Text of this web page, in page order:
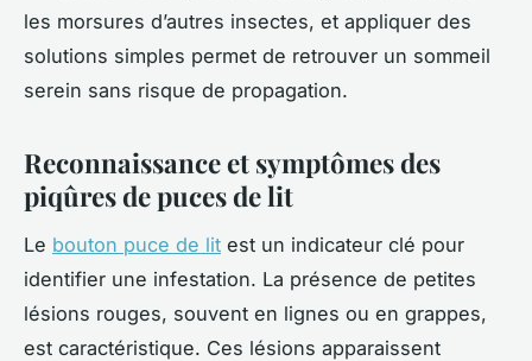
les morsures d’autres insectes, et appliquer des
solutions simples permet de retrouver un sommeil
serein sans risque de propagation.
Reconnaissance et symptômes des
piqûres de puces de lit
Le bouton puce de lit est un indicateur clé pour
identifier une infestation. La présence de petites
lésions rouges, souvent en lignes ou en grappes,
est caractéristique. Ces lésions apparaissent